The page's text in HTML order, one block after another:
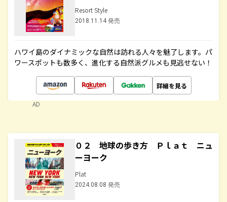
Resort Style
2018.11.14 発売
ハワイ島のダイナミックな自然は訪れる人々を魅了します。パ
ワースポットも数多く、進化する自然派グルメも見逃せない！
詳細を見る
AD
０２ 地球の歩き方 Ｐｌａｔ ニュ
ーヨーク
Plat
2024.08.08 発売